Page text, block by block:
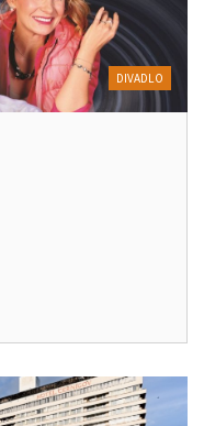
DIVADLO